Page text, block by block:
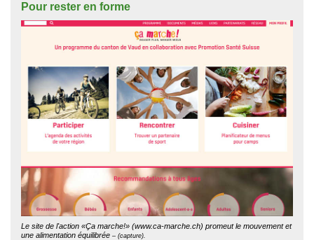
Pour rester en forme
Le site de l'action «Ҫa marche!» (www.ca-marche.ch) promeut le mouvement et
une alimentation équilibrée – (capture).